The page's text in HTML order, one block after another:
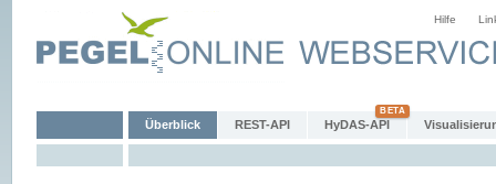
Hilfe
Überblick REST-API HyDAS-API